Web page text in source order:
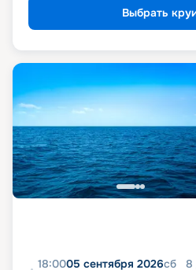
Выбрать
18:0005 сентября 2026сб 8